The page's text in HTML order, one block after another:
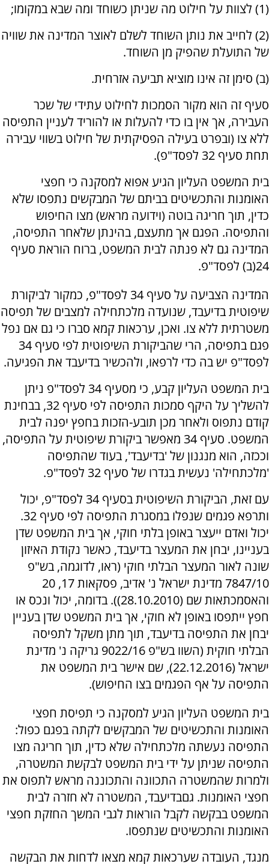
(1) לצוות על חילוט מה שניתן כשוחד ומה שבא במקומו;
(2) לחייב את נותן השוחד לשלם לאוצר המדינה את שוויה
של התועלת שהפיק מן השוחד.
(ב) סימן זה אינו מוציא תביעה אזרחית.
סעיף זה הוא מקור הסמכות לחילוט עתידי של שכר
העבירה, אך אין בו כדי להעלות או להוריד לעניין התפיסה
ללא צו (ובפרט בעילה הפסיקתית של חילוט בשווי עבירה
תחת סעיף 32 לפסד"פ).
בית המשפט העליון הגיע אפוא למסקנה כי חפצי
האומנות והתכשיטים בביתם של המבקשים נתפסו שלא
כדין, תוך חריגה בוטה (וידועה מראש) מצו החיפוש
והתפיסה. הפגם אך מתעצם, בהינתן שלאחר התפיסה,
המדינה גם לא פנתה לבית המשפט, ברוח הוראת סעיף
24(ב) לפסד"פ.
המדינה הצביעה על סעיף 34 לפסד"פ, כמקור לביקורת
שיפוטית בדיעבד, שנועדה מלכתחילה למצבים של תפיסה
משטרתית ללא צו. ואכן, ערכאות קמא סברו כי גם אם נפל
פגם בתפיסה, הרי שהביקורת השיפוטית לפי סעיף 34
לפסד"פ יש בה כדי לרפאו, ולהכשיר בדיעבד את הפגיעה.
בית המשפט העליון קבע, כי מסעיף 34 לפסד"פ ניתן
להשליך על היקף סמכות התפיסה לפי סעיף 32, בבחינת
קודם נתפוס ולאחר מכן תובע-הזכות בחפץ יפנה לבית
המשפט. סעיף 34 מאפשר ביקורת שיפוטית על התפיסה,
וככזה, הוא מנגנון של 'בדיעבד', בעוד שהתפיסה
'מלכתחילה' נעשית בגדרו של סעיף 32 לפסד"פ.
עם זאת, הביקורת השיפוטית בסעיף 34 לפסד"פ, יכול
ותרפא פגמים שנפלו במסגרת התפיסה לפי סעיף 32.
יכול ואדם ייעצר באופן בלתי חוקי, אך בית המשפט שדן
בעניינו, יבחן את המעצר בדיעבד, כאשר נקודת האיזון
שונה לאור המעצר הבלתי חוקי (ראו, לדוגמה, בש"פ
7847/10 מדינת ישראל נ' אדיב, פסקאות 17, 20
והאסמכתאות שם (28.10.2010)). בדומה, יכול ונכס או
חפץ ייתפסו באופן לא חוקי, אך בית המשפט שדן בעניין
יבחן את התפיסה בדיעבד, תוך מתן משקל לתפיסה
הבלתי חוקית (השוו בש"פ 9022/16 גריקה נ' מדינת
ישראל (22.12.2016), שם אישר בית המשפט את
התפיסה על אף הפגמים בצו החיפוש).
בית המשפט העליון הגיע למסקנה כי תפיסת חפצי
האומנות והתכשיטים של המבקשים לקתה בפגם כפול:
התפיסה נעשתה מלכתחילה שלא כדין, תוך חריגה מצו
התפיסה שניתן על ידי בית המשפט לבקשת המשטרה,
ולמרות שהמשטרה התכוונה והתכוננה מראש לתפוס את
חפצי האומנות. גםבדיעבד, המשטרה לא חזרה לבית
המשפט בבקשה לקבל הוראות לגבי המשך החזקת חפצי
האומנות והתכשיטים שנתפסו.
מנגד, העובדה שערכאות קמא מצאו לדחות את הבקשה